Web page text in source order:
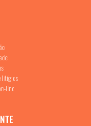
litígios
line